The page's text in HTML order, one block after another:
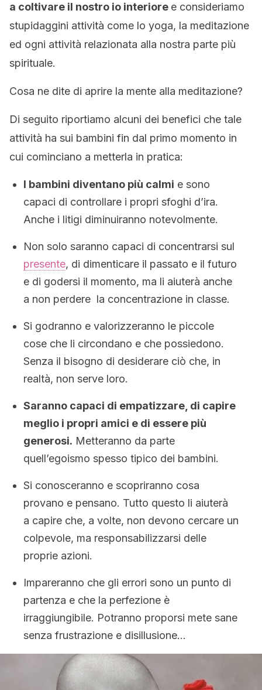
a coltivare il nostro io interiore e consideriamo
stupidaggini attività come lo yoga, la meditazione
ed ogni attività relazionata alla nostra parte più
spirituale.
Cosa ne dite di aprire la mente alla meditazione?
Di seguito riportiamo alcuni dei benefici che tale
attività ha sui bambini fin dal primo momento in
cui cominciano a metterla in pratica:
I bambini diventano più calmi e sono
capaci di controllare i propri sfoghi d’ira.
Anche i litigi diminuiranno notevolmente.
Non solo saranno capaci di concentrarsi sul
presente, di dimenticare il passato e il futuro
e di godersi il momento, ma li aiuterà anche
a non perdere la concentrazione in classe.
Si godranno e valorizzeranno le piccole
cose che li circondano e che possiedono.
Senza il bisogno di desiderare ciò che, in
realtà, non serve loro.
Saranno capaci di empatizzare, di capire
meglio i propri amici e di essere più
generosi. Metteranno da parte
quell’egoismo spesso tipico dei bambini.
Si conosceranno e scopriranno cosa
provano e pensano. Tutto questo li aiuterà
a capire che, a volte, non devono cercare un
colpevole, ma responsabilizzarsi delle
proprie azioni.
Impareranno che gli errori sono un punto di
partenza e che la perfezione è
irraggiungibile. Potranno proporsi mete sane
senza frustrazione e disillusione…